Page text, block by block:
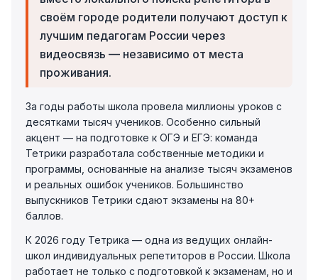
своём городе родители получают доступ к
лучшим педагогам России через
видеосвязь — независимо от места
проживания.
За годы работы школа провела миллионы уроков с
десятками тысяч учеников. Особенно сильный
акцент — на подготовке к ОГЭ и ЕГЭ: команда
Тетрики разработала собственные методики и
программы, основанные на анализе тысяч экзаменов
и реальных ошибок учеников. Большинство
выпускников Тетрики сдают экзамены на 80+
баллов.
К 2026 году Тетрика — одна из ведущих онлайн-
школ индивидуальных репетиторов в России. Школа
работает не только с подготовкой к экзаменам, но и